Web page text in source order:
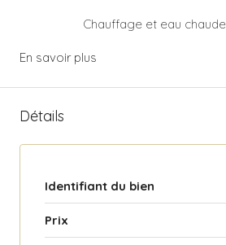
Chauffage et eau
En savoir plus
Détails
Identifiant du bien
Prix